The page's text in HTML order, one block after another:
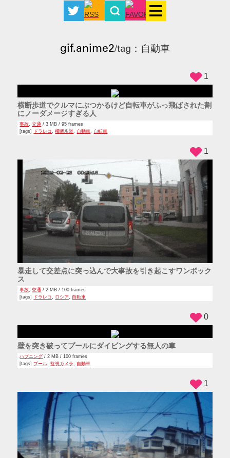
gif.anime2/tag：自動車
横断歩道でクルマにぶつかるけど自転車がふっ飛ばされた割
にノーダメージすぎる人
事故 ,交通 / 3 MB / 95 frames
[tags]
ドラレコ,横断歩道, 自動車, 自転車
1
暴走して交差点に突っ込んで大事故を引き起こすワンボック
ス
事故 ,交通 / 2 MB / 100 frames
[tags]
ドラレコ, ロシア, 自動車
1
壁を突き破ってプールにダイビングする無人の車
ハプニング / 2 MB / 100 frames
[tags]プール,監視カメラ, 自動車
0
1